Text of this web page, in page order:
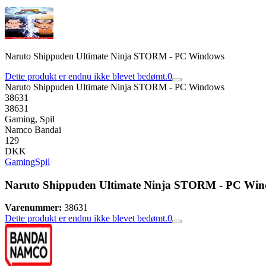
Naruto Shippuden Ultimate Ninja STORM - PC Windows
Dette produkt er endnu ikke blevet bedømt.0
Naruto Shippuden Ultimate Ninja STORM - PC Windows
38631
38631
Gaming, Spil
Namco Bandai
129
DKK
GamingSpil
Naruto Shippuden Ultimate Ninja STORM - PC
Varenummer: 38631
Dette produkt er endnu ikke blevet bedømt.0